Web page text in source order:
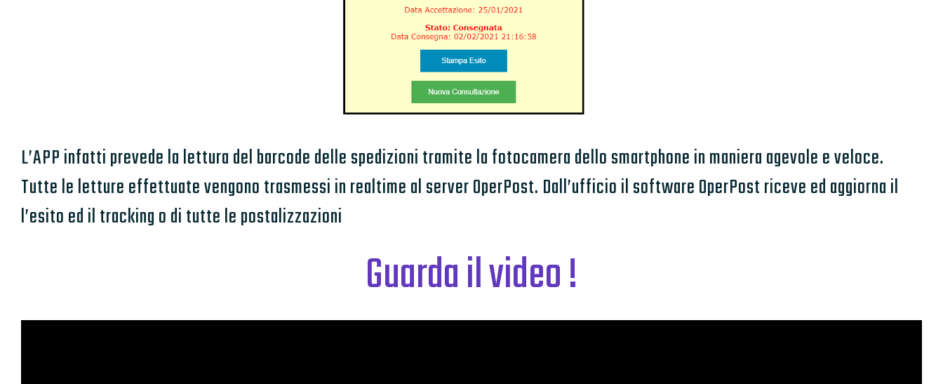
L’APP infatti prevede la lettura del barcode delle spedizioni tramite la fotocamera dello smartphone in maniera agevole e veloce.
Tutte le letture effettuate vengono trasmessi in realtime al server OperPost. Dall’ufficio il software OperPost riceve ed aggiorna il
l’esito ed il tracking o di tutte le postalizzazioni
Guarda il video !